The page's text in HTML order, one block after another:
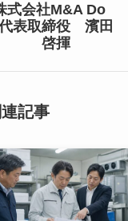
式会社M&A Do
表取締役 濱田
啓揮
連記事